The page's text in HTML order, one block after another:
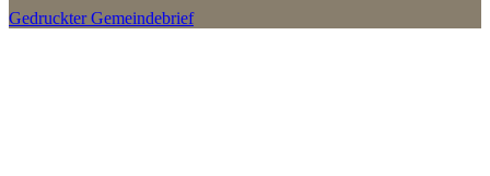
Gedruckter Gemeindebrief